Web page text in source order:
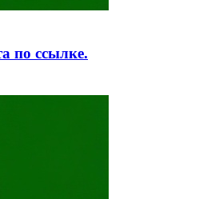
по ссылке.